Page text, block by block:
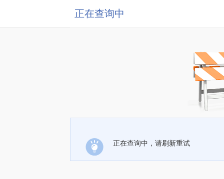
正在查询中
正在查询中，请刷新重试